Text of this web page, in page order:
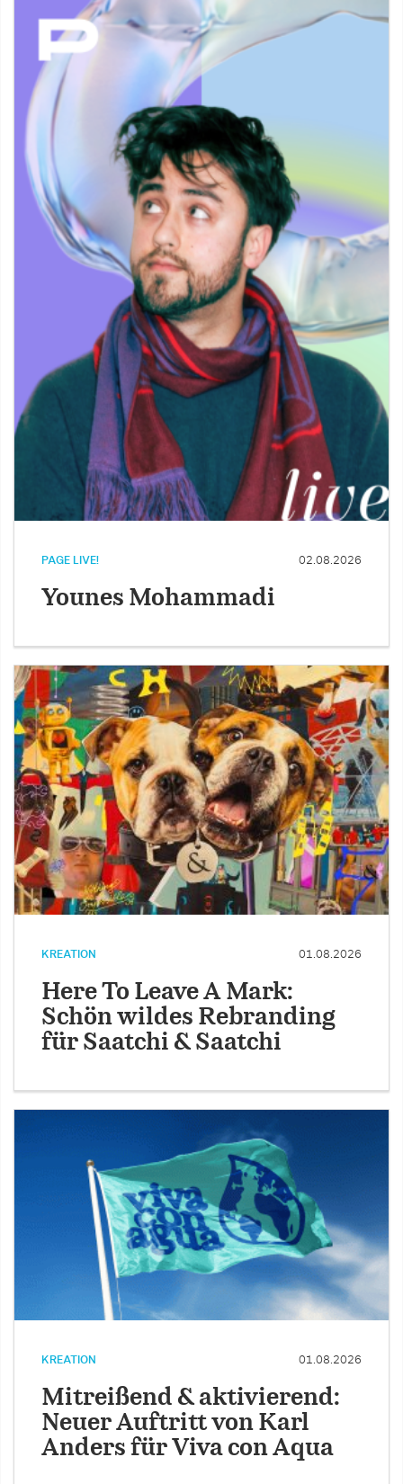
PAGE LIVE! 02.08.2026
Younes Mohammadi
KREATION 01.08.2026
Here To Leave A Mark:
Schön wildes Rebranding
für Saatchi & Saatchi
KREATION 01.08.2026
Mitreißend & aktivierend:
Neuer Auftritt von Karl
Anders für Viva con Aqua